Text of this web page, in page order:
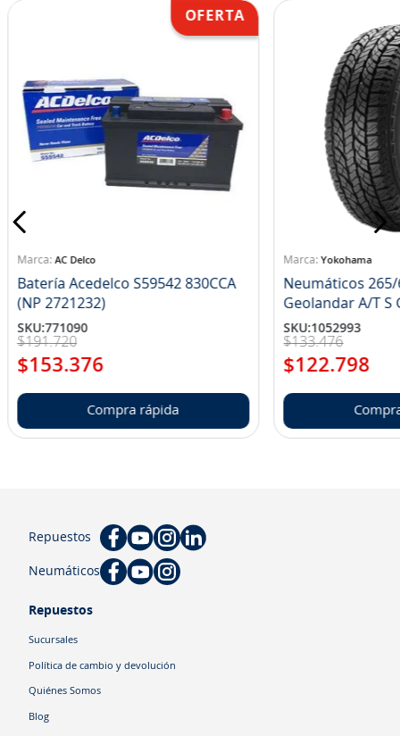
AC Delco
Batería Acedelco S59542 830CCA
(NP 2721232)
SKU:771090
$191.720
$153.376
Compra rápida
Yokohama
Neumáticos 265/
SKU:1052993
$133.476
$122.798
Repuestos
Neumáticos
Repuestos
Sucursales
Política de cambio y devolución
Quiénes Somos
Blog